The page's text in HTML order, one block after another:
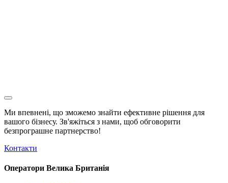
Ми впевнені, що зможемо знайти ефективне рішення для
вашого бізнесу. Зв'яжіться з нами, щоб обговорити
безпрограшне партнерство!
Контакти
Оператори Велика Британія